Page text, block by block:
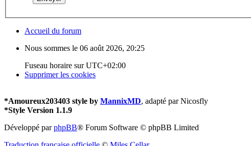
Accueil du forum
Nous sommes le 06 août 2026, 20:25
Fuseau horaire surUTC+02:00
Supprimer les cookies
*Amoureux203403 style by MannixMD, adapté par Nicosfly
*Style Version 1.1.9
Développé parphpBB® Forum Software © phpBB Limited